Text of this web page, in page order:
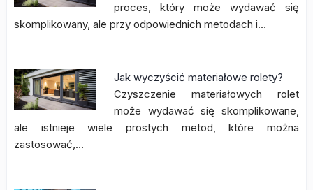
proces, który może wydawać się
skomplikowany, ale przy odpowiednich metodach i…
Jak wyczyścić materiałowe rolety?
Czyszczenie materiałowych rolet
może wydawać się skomplikowane,
ale istnieje wiele prostych metod, które można
zastosować,…